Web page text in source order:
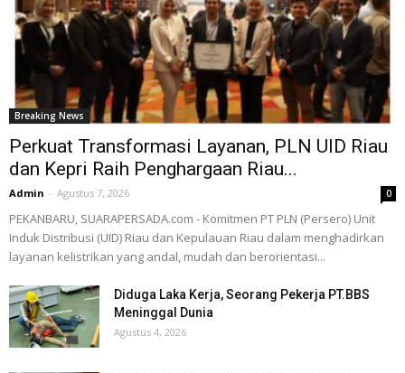
Breaking News
Perkuat Transformasi Layanan, PLN UID Riau
dan Kepri Raih Penghargaan Riau...
Admin - Agustus 7, 2026 0
PEKANBARU, SUARAPERSADA.com - Komitmen PT PLN (Persero) Unit
Induk Distribusi (UID) Riau dan Kepulauan Riau dalam menghadirkan
layanan kelistrikan yang andal, mudah dan berorientasi...
Diduga Laka Kerja, Seorang Pekerja PT.BBS
Meninggal Dunia
Agustus 4, 2026